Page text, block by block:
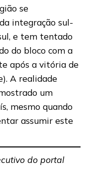
se
integração sul-
e tem tentado
do bloco com a
após a vitória de
A realidade
um
mesmo quando
assumir este
do portal